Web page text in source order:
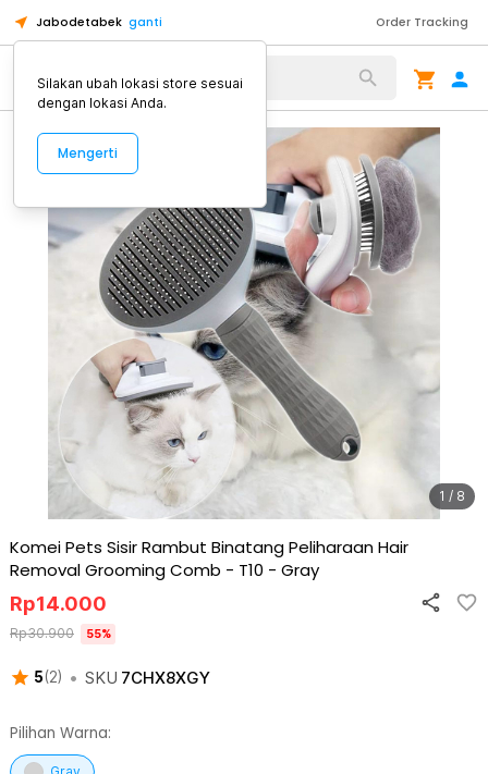
Jabodetabek ganti Order Tracking
Alat Kopi
1 / 8
Komei Pets Sisir Rambut Binatang Peliharaan Hair
Removal Grooming Comb - T10 - Gray
5(2) • SKU 7CHX8XGY
Rp14.000
Rp30.900 55%
Pilihan Warna:
Silakan ubah lokasi store sesuai
dengan lokasi Anda.
Mengerti